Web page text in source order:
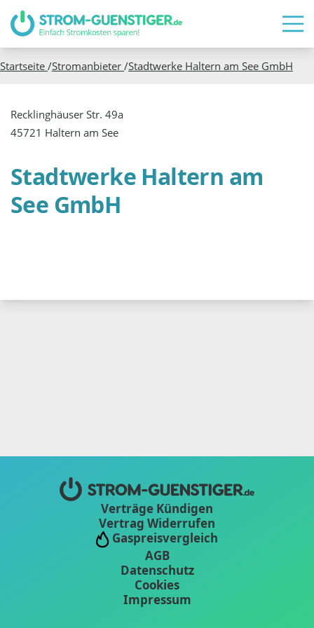
Startseite /Stromanbieter /Stadtwerke Haltern am See GmbH
Stadtwerke Haltern am
See GmbH
Recklinghäuser Str. 49a
45721 Haltern am See
Verträge Kündigen
Vertrag Widerrufen
Gaspreisvergleich
AGB
Datenschutz
Cookies
Impressum